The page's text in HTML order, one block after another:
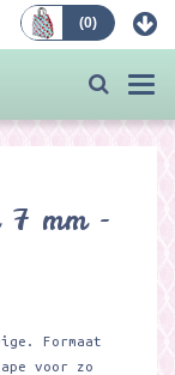
(0)
7 mm -
Formaat
voor zo